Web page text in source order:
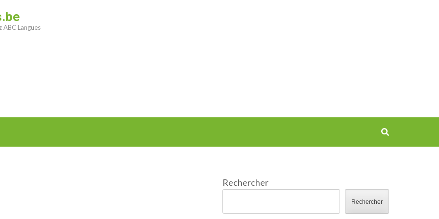
ABC Langues
Rechercher
Rechercher